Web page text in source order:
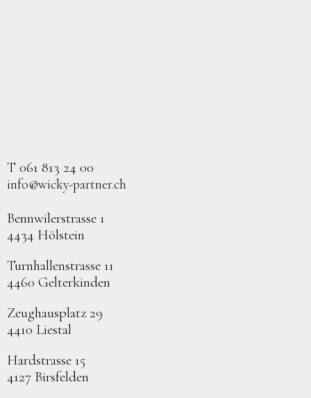
T 061 813 24 00
info@wicky-partner.ch
Bennwilerstrasse 1
4434 Hölstein
Turnhallenstrasse 11
4460 Gelterkinden
Zeughausplatz 29
4410 Liestal
Hardstrasse 15
4127 Birsfelden